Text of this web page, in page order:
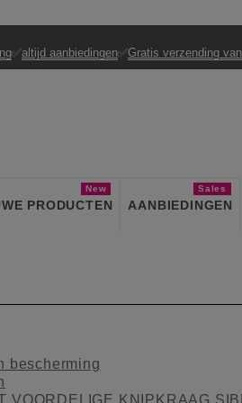
✅altijd aanbiedingen✅Gratis verzending
PRODUCTEN
New
AANBIEDINGEN
Sales
bescherming
VOORDELIGE KNIPKRAAG